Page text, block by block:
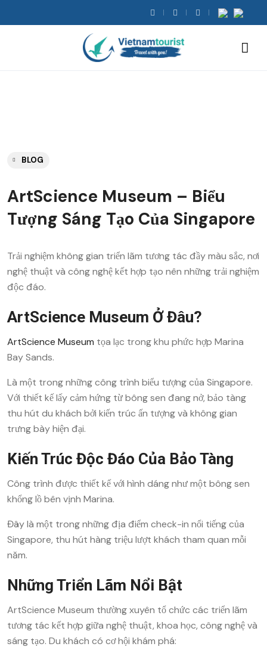
BLOG
ArtScience Museum – Biểu
Tượng Sáng Tạo Của Singapore
Trải nghiệm không gian triển lãm tương tác đầy màu sắc, nơi
nghệ thuật và công nghệ kết hợp tạo nên những trải nghiệm
độc đáo.
ArtScience Museum Ở Đâu?
ArtScience Museum tọa lạc trong khu phức hợp Marina
Bay Sands.
Là một trong những công trình biểu tượng của Singapore.
Với thiết kế lấy cảm hứng từ bông sen đang nở, bảo tàng
thu hút du khách bởi kiến trúc ấn tượng và không gian
trưng bày hiện đại.
Kiến Trúc Độc Đáo Của Bảo Tàng
Công trình được thiết kế với hình dáng như một bông sen
khổng lồ bên vịnh Marina.
Đây là một trong những địa điểm check-in nổi tiếng của
Singapore, thu hút hàng triệu lượt khách tham quan mỗi
năm.
Những Triển Lãm Nổi Bật
ArtScience Museum thường xuyên tổ chức các triển lãm
tương tác kết hợp giữa nghệ thuật, khoa học, công nghệ và
sáng tạo. Du khách có cơ hội khám phá: